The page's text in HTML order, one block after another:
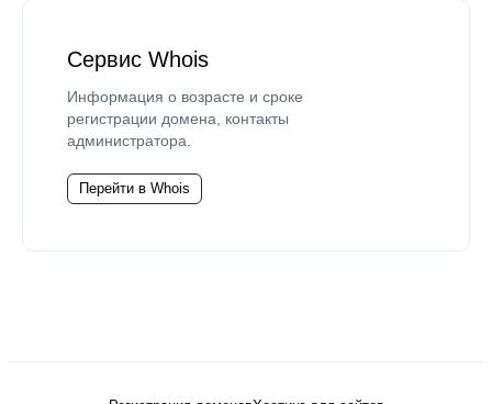
Сервис Whois
Информация о возрасте и сроке
регистрации домена, контакты
администратора.
Перейти в Whois